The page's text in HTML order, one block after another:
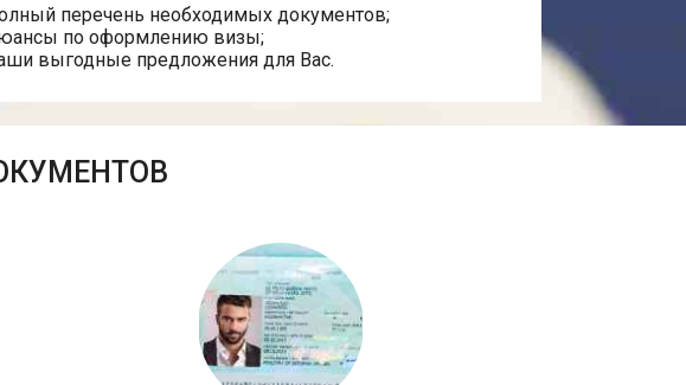
перечень необходимых документов;
по оформлению визы;
выгодные предложения для Вас.